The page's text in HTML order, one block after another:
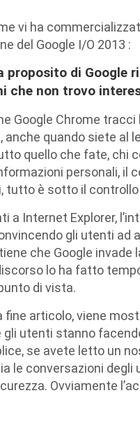
vi ha
del Google I/O 2013 :
proposito di Google
che non trovo
Google Chrome
anche quando siete al
quello che fate, chi
personali, il
tutto è sotto il controllo
a Internet Explorer,
gli utenti ad
che Google invade
lo ha fatto
di vista.
articolo, viene
utenti stanno
se avete letto un
le conversazioni
Ovviamente